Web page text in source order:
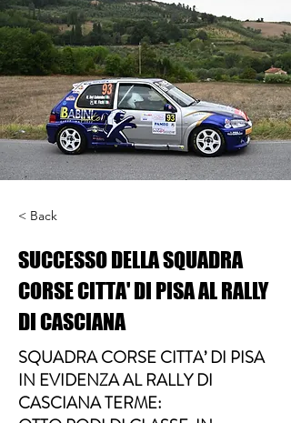
< Back
SUCCESSO DELLA SQUADRA
CORSE CITTA' DI PISA AL RALLY
DI CASCIANA
SQUADRA CORSE CITTA’ DI PISA
IN EVIDENZA AL RALLY DI
CASCIANA TERME: